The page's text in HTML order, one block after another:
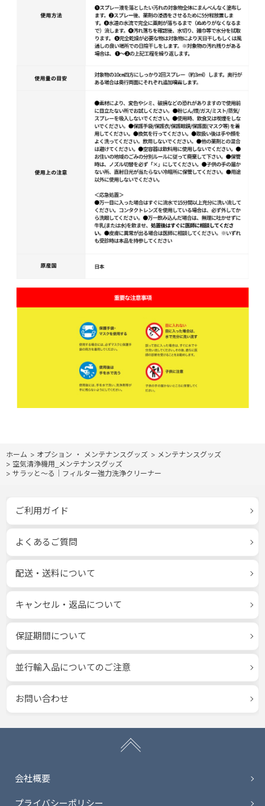
ホーム > オプション ・ メンテナンスグッズ > メンテナンスグッズ
> 空気清浄機用_メンテナンスグッズ
> サラッと～る｜フィルター強力洗浄クリーナー
ご利用ガイド
よくあるご質問
配送・送料について
キャンセル・返品について
保証期間について
並行輸入品についてのご注意
お問い合わせ
会社概要
プライバシーポリシー